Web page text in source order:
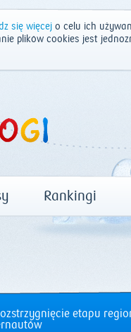
się więcejo celu ich
plików cookies jest
Rankingi
etapu